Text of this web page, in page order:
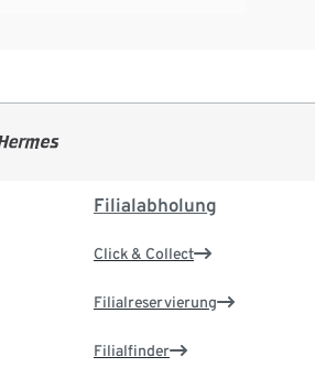
Filialabholung
Click & Collect
Filialreservierung
Filialfinder